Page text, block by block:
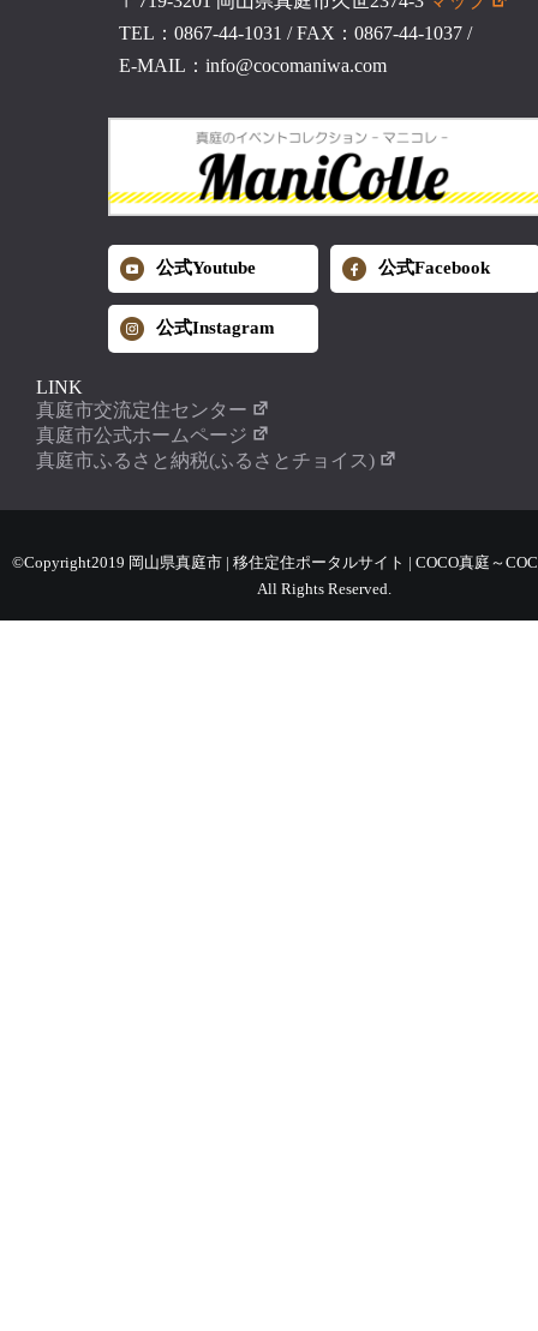
TEL：0867-44-1031 /FAX：0867-44-1037/
E-MAIL：info@cocomaniwa.com
公式Youtube 公式Facebook
公式Instagram
LINK
真庭市交流定住センター
真庭市公式ホームページ
真庭市ふるさと納税(ふるさとチョイス)
©Copyright2019 岡山県真庭市 | 移住定住ポータルサイト | COCO真庭～
All Rights Reserved.